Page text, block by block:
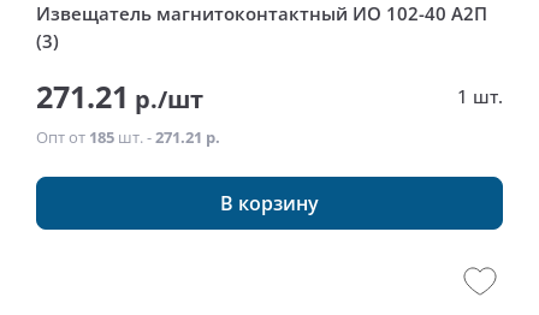
Извещатель магнитоконтактный ИО 102-40 А2П
(3)
271.21 р./шт 1 шт.
Опт от 185 шт. -271.21 р.
В корзину